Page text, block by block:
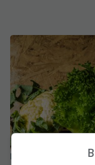
Leguma care
celulele. Curăță
04 mai 2025, 17:53